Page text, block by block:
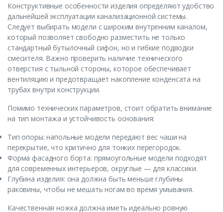
Конструктивные особенности изделия определяют удобство
дальнейшей эксплуатации канализационной системы.
Следует выбирать модели с широким внутренним каналом,
который позволяет свободно разместить не только
стандартный бутылочный сифон, но и гибкие подводки
смесителя. Важно проверить наличие технического
отверстия с тыльной стороны, которое обеспечивает
вентиляцию и предотвращает накопление конденсата на
трубах внутри конструкции.
Помимо технических параметров, стоит обратить внимание
на тип монтажа и устойчивость основания:
Тип опоры: напольные модели передают вес чаши на
перекрытие, что критично для тонких перегородок.
Форма фасадного борта: прямоугольные модели подходят
для современных интерьеров, округлые — для классики.
Глубина изделия: она должна быть меньше глубины
раковины, чтобы не мешать ногам во время умывания.
Качественная ножка должна иметь идеально ровную